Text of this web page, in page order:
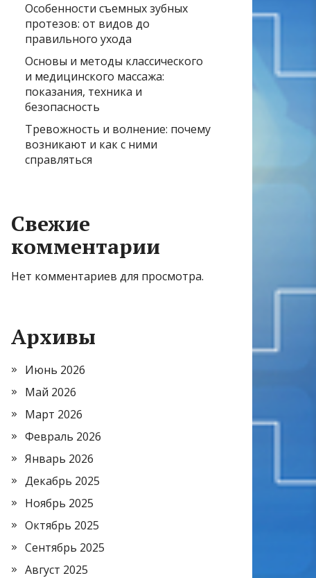
Особенности съемных зубных
протезов: от видов до
правильного ухода
Основы и методы классического
и медицинского массажа:
показания, техника и
безопасность
Тревожность и волнение: почему
возникают и как с ними
справляться
Свежие
комментарии
Нет комментариев для просмотра.
Архивы
Июнь 2026
Май 2026
Март 2026
Февраль 2026
Январь 2026
Декабрь 2025
Ноябрь 2025
Октябрь 2025
Сентябрь 2025
Август 2025